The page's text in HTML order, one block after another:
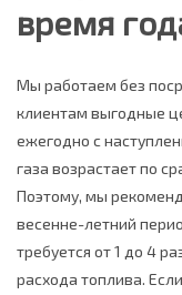
время
Мы работаем без
клиентам выгодные
ежегодно с
газа возрастает по
Поэтому, мы
весенне-летний
требуется от 1 до 4
расхода топлива.